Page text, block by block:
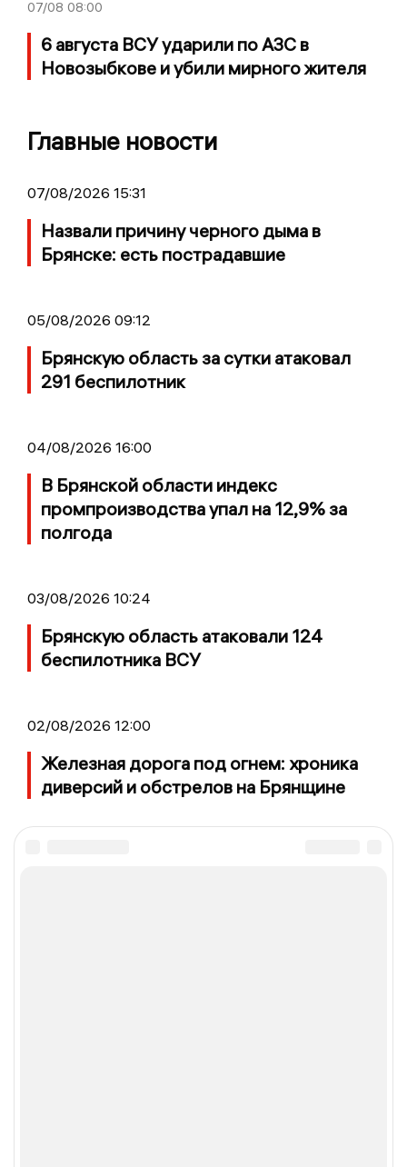
07/08 08:00
6 августа ВСУ ударили по АЗС в
Новозыбкове и убили мирного жителя
Главные новости
07/08/2026 15:31
Назвали причину черного дыма в
Брянске: есть пострадавшие
05/08/2026 09:12
Брянскую область за сутки атаковал
291 беспилотник
04/08/2026 16:00
В Брянской области индекс
промпроизводства упал на 12,9% за
полгода
03/08/2026 10:24
Брянскую область атаковали 124
беспилотника ВСУ
02/08/2026 12:00
Железная дорога под огнем: хроника
диверсий и обстрелов на Брянщине